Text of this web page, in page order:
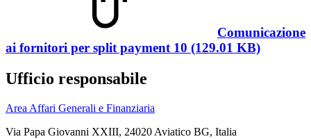
Comunicazione
ai fornitori per split payment 10 (129.01 KB)
Ufficio responsabile
Area Affari Generali e Finanziaria
Via Papa Giovanni XXIII, 24020 Aviatico BG, Italia